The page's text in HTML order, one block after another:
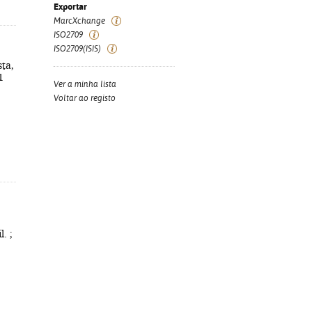
;
Exportar
MarcXchange
ISO2709
ISO2709(ISIS)
Ver a minha lista
Voltar ao registo